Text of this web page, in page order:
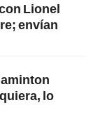
Lionel
envían
lo